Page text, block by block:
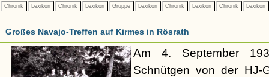
Chronik Lexikon Chronik Lexikon Gruppe Lexikon Chronik Lexikon Chronik Lexikon
Großes Navajo-Treffen auf Kirmes in Rösrath
Am 4. September
Schnütgen von der HJ-